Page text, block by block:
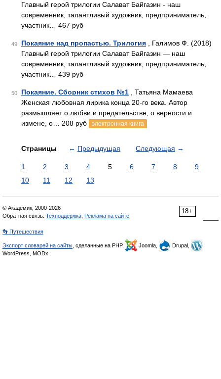
Главный герой трилогии Салават Байгазин - наш
современник, талантливый художник, предприниматель,
участник… 467 руб
49 Покаяние над пропастью. Трилогия , Галимов Ф. (2018)
Главный герой трилогии Салават Байгазин — наш
современник, талантливый художник, предприниматель,
участник… 439 руб
50 Покаяние. Сборник стихов №1 , Татьяна Мамаева
Женская любовная лирика конца 20-го века. Автор
размышляет о любви и предательстве, о верности и
измене, о… 208 руб
электронная книга
Страницы ← Предыдущая Следующая →
1 2 3 4 5 6 7 8
9
10
11 12 13
18+
© Академик, 2000-2026
Обратная связь: Техподдержка Реклама на сайте
👣 Путешествия
Экспорт словарей на сайты , сделанные на PHP, Joomla,
Drupal,
WordPress, MODx.